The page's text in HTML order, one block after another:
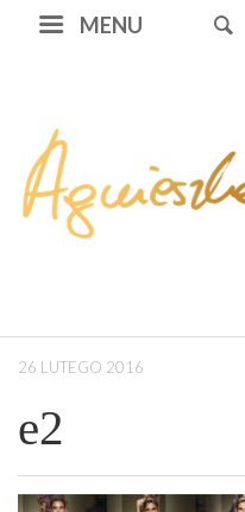
MENU
26 LUTEGO 2016
e2